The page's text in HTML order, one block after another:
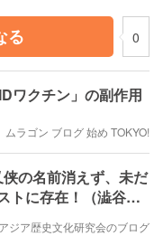
る
0
ワクチン」の副作用
ムラゴン ブログ 始め TOKYO!
の名前消えず、未だ
トに存在！（澁谷司
ジア歴史文化研究会のブログ